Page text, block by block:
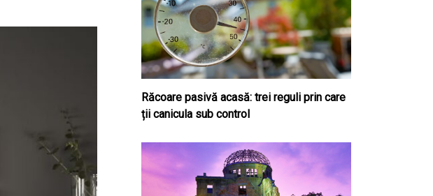
Răcoare pasivă acasă: trei reguli prin care
ții canicula sub control